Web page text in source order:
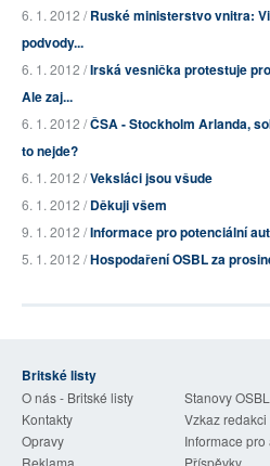
6. 1. 2012 /Ruské ministerstvo vnitra:
podvody...
6. 1. 2012 /Irská vesnička protestuje
Ale zaj...
6. 1. 2012 /ČSA - Stockholm Arlanda,
to nejde?
6. 1. 2012 /Veksláci jsou všude
6. 1. 2012 /Děkuji všem
9. 1. 2012 /Informace pro potenciální
5. 1. 2012 /Hospodaření OSBL za
Britské listy
O nás - Britské listy
Stanovy OSBL
Kontakty
Vzkaz redakci
Opravy
Informace pro